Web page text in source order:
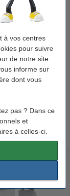
à vos centres
pour suivre
de notre site
informe sur
dont vous
pas ? Dans ce
et
à celles-ci.
lieu de la